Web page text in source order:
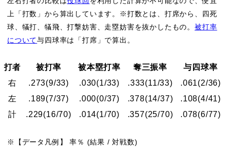
上「打数」から算出しています。※打数とは、打席から、四死
球、犠打、犠飛、打撃妨害、走塁妨害を抜かしたもの。被打率
について与四球率は「打席」で算出。
打者 被打率 被本塁打率 奪三振率
与四球率
右
.273(9/33) .030(1/33) .333(11/33) .061(2/36)
左
.189(7/37) .000(0/37) .378(14/37) .108(4/41)
計
.229(16/70) .014(1/70) .357(25/70) .078(6/77)
※【データ凡例】 率％ (結果 / 対戦数)